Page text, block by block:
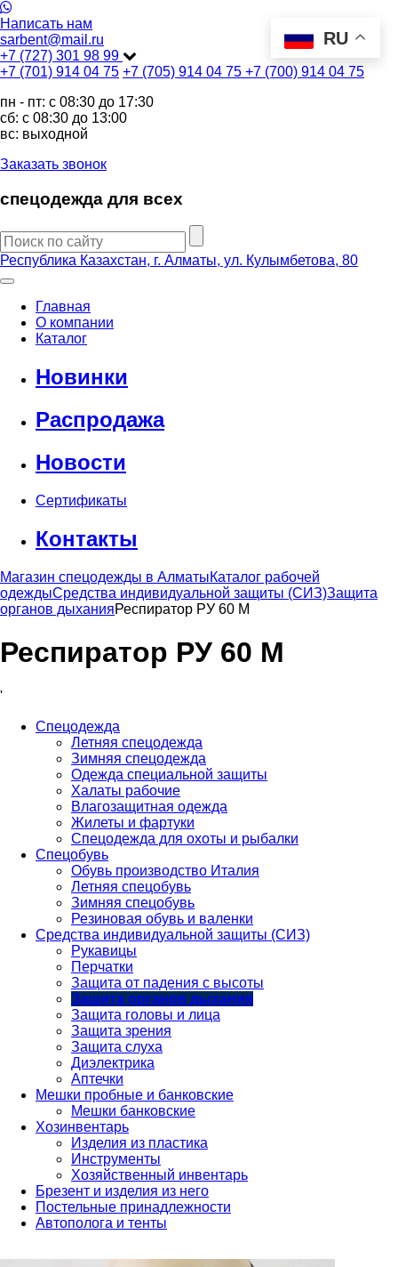
Написать нам
sarbent@mail.ru
+7 (727) 301 98 99
+7 (701) 914 04 75 +7 (705) 914 04 75 +7 (700) 914 04 75
пн - пт: c 08:30 до 17:30
сб: c 08:30 до 13:00
вс: выходной
Заказать звонок
спецодежда для всех
Республика Казахстан, г. Алматы, ул. Кулымбетова, 80
Главная
О компании
Каталог
Новинки
Распродажа
Новости
Сертификаты
Контакты
Магазин спецодежды в АлматыКаталог рабочей
одеждыСредства индивидуальной защиты (СИЗ)Защита
органов дыханияРеспиратор РУ 60 М
Респиратор РУ 60 М
'
Спецодежда
Летняя спецодежда
Зимняя спецодежда
Одежда специальной защиты
Халаты рабочие
Влагозащитная одежда
Жилеты и фартуки
Спецодежда для охоты и рыбалки
Спецобувь
Обувь производство Италия
Летняя спецобувь
Зимняя спецобувь
Резиновая обувь и валенки
Средства индивидуальной защиты (СИЗ)
Рукавицы
Перчатки
Защита от падения с высоты
Защита органов дыхания
Защита головы и лица
Защита зрения
Защита слуха
Диэлектрика
Аптечки
Мешки пробные и банковские
Мешки банковские
Хозинвентарь
Изделия из пластика
Инструменты
Хозяйственный инвентарь
Брезент и изделия из него
Постельные принадлежности
Автополога и тенты
RU